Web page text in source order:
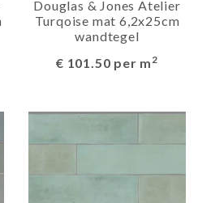
Douglas & Jones Atelier
Turqoise mat 6,2x25cm
wandtegel
€ 101.50 per m2